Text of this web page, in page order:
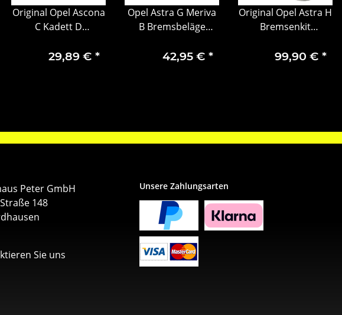
Original Opel Ascona
C Kadett D
Bremsbelagsatz
29,89 € *
Opel Astra G Meriva
B Bremsbeläge
vorne 95514416
42,95 € *
Original Opel Astra H
Bremsenkit
Bremsklötze vorne
99,90 € *
Peter GmbH
148
Sie uns
Unsere Zahlungsarten